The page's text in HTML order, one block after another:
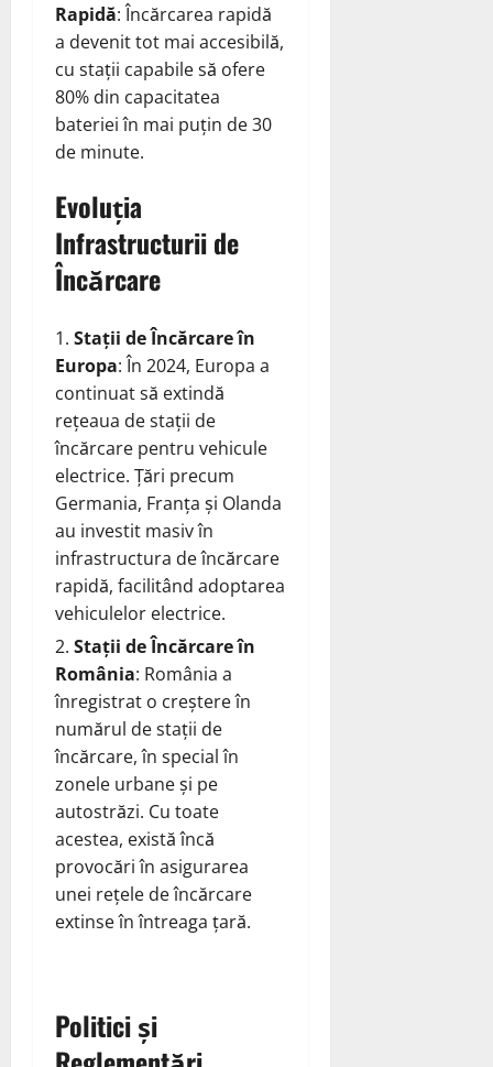
Rapidă: Încărcarea rapidă
a devenit tot mai accesibilă,
cu stații capabile să ofere
80% din capacitatea
bateriei în mai puțin de 30
de minute.
Evoluția
Infrastructurii de
Încărcare
Stații de Încărcare în
Europa: În 2024, Europa a
continuat să extindă
rețeaua de stații de
încărcare pentru vehicule
electrice. Țări precum
Germania, Franța și Olanda
au investit masiv în
infrastructura de încărcare
rapidă, facilitând adoptarea
vehiculelor electrice.
Stații de Încărcare în
România: România a
înregistrat o creștere în
numărul de stații de
încărcare, în special în
zonele urbane și pe
autostrăzi. Cu toate
acestea, există încă
provocări în asigurarea
unei rețele de încărcare
extinse în întreaga țară.
Politici și